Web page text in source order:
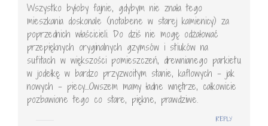
Wszystko byłoby fajnie, gdybym nie znała tego
mieszkania doskonale (notabene w starej kamienicy) za
poprzednich właścicieli. Do dziś nie mogę odżałować
przepięknych oryginalnych gzymsów i stiuków na
sufitach w większości pomieszczeń, drewnianego parkietu
w jodełkę w bardzo przyzwoitym stanie, kaflowych – jak
nowych – piecy…Owszem mamy ładne wnętrze, całkowicie
pozbawione tego co stare, piękne, prawdziwe.
REPLY